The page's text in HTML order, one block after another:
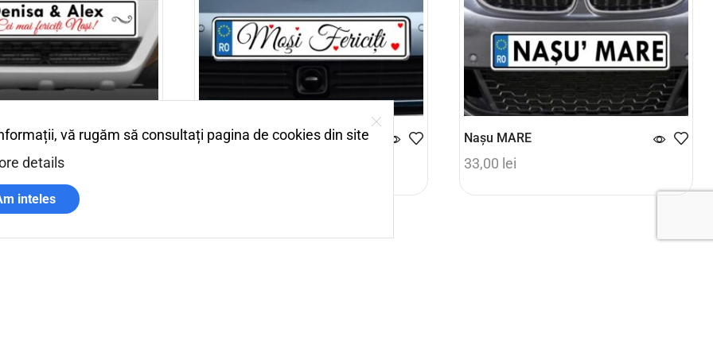
nasi + nume Mosi fericiti inimioare Naşu MARE
33,00 lei
Adaugă în coș
vă rugăm să consultați pagina de cookies din site
details
inteles